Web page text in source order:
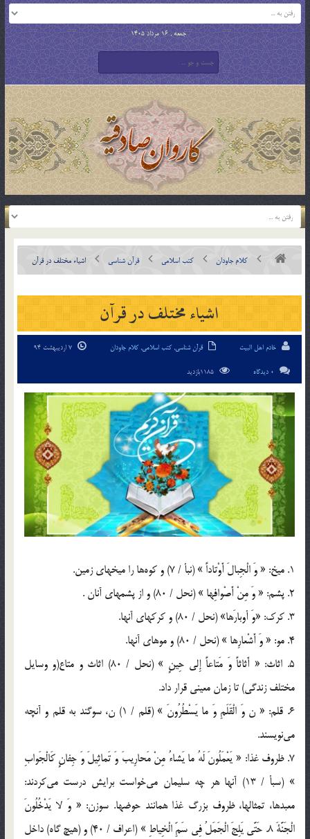
جمعه , 16 مرداد 1405
کلام جاودان کتب اسلامی قرآن شناسی اشياء مختلف در قرآن
اشياء مختلف در قرآن
خادم اهل البیت قرآن شناسی,کتب اسلامی,کلام جاودان
0 دیدگاه
1. ميخ: « وَ الْجِبالَ أَوْتاداً » (نبأ / 7) و كوه‌ها را ميخهاي زمين.
2. پشم: « وَ مِنْ أَصْوافِها » (نحل / 80) و از پشمهاي آنان .
3. كرك: «وَ أوبارَها» (نحل / 80) و كركهاي آنها.
4. مو: « وَ أَشْعارِها » (نحل / 80) و موهاي آنها.
5. اثاث: « أَثاثاً وَ مَتاعاً إِلي حِينٍ » (نحل / 80) اثاث و متاع(و وسايل
مختلف زندگي) تا زمان معيني قرار داد.
6. قلم: « ن وَ الْقَلَمِ وَ ما يَسْطُرُونَ » (قلم / 1) ن، سوگند به قلم و آنچه
مي‌نويسند.
7. ظروف غذا: « يَعْمَلُونَ لَهُ ما يَشاءُ مِنْ مَحارِيبَ وَ تَماثِيلَ وَ جِفانٍ كَالْجَوابِ
» (سبأ / 13) آنها هر چه سليمان مي‌خواست برايش درست مي‌كردند:
معبدها، تمثالها، ظروف بزرگ غذا همانند حوضها. سوزن: « وَ لا يَدْخُلُونَ
الْجَنَّةَ 8. حَتَّي يَلِجَ الْجَمَلُ فِي سَمِّ الْخِياطِ » (اعراف / 40) و (هيچ گاه) داخل